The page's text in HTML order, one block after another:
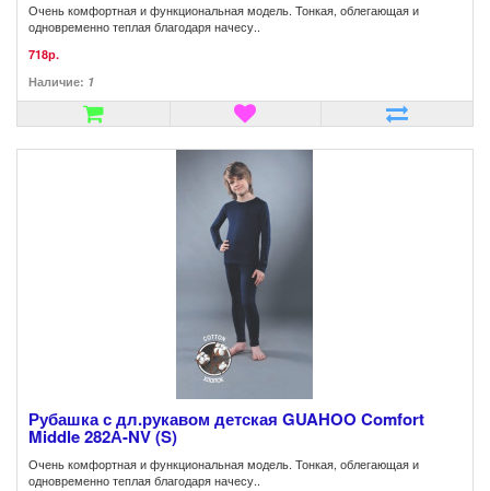
Очень комфортная и функциональная модель. Тонкая, облегающая и
одновременно теплая благодаря начесу..
718р.
Наличие: 1
Рубашка с дл.рукавом детская GUAHOO Comfort
Middle 282А-NV (S)
Очень комфортная и функциональная модель. Тонкая, облегающая и
одновременно теплая благодаря начесу..